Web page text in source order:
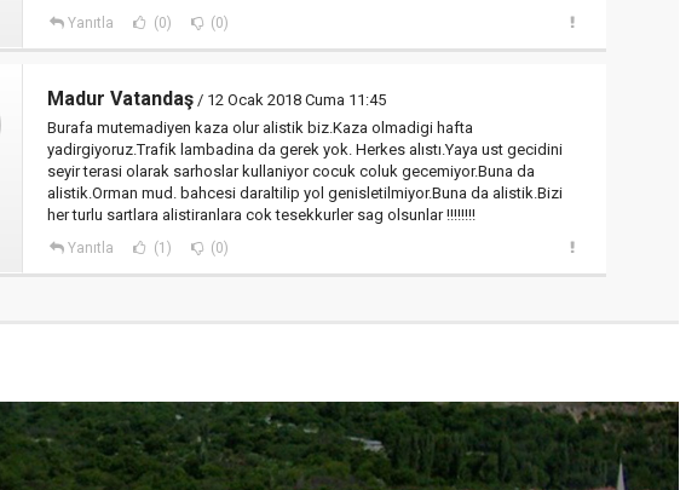
Yanıtla (0) (0)
Madur Vatandaş / 12 Ocak 2018 Cuma 11:45
Burafa mutemadiyen kaza olur alistik biz.Kaza olmadigi hafta
yadirgiyoruz.Trafik lambadina da gerek yok. Herkes alıstı.Yaya ust gecidini
seyir terasi olarak sarhoslar kullaniyor cocuk coluk gecemiyor.Buna da
alistik.Orman mud. bahcesi daraltilip yol genisletilmiyor.Buna da alistik.Bizi
her turlu sartlara alistiranlara cok tesekkurler sag olsunlar !!!!!!!!
Yanıtla (1) (0)